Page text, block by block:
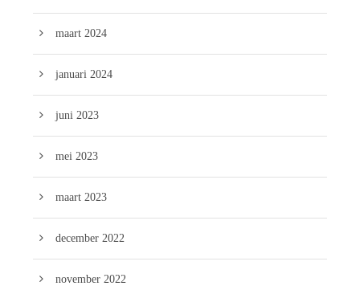
maart 2024
januari 2024
juni 2023
mei 2023
maart 2023
december 2022
november 2022